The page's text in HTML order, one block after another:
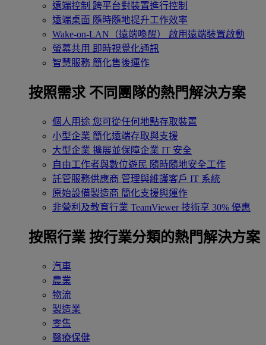
遠端控制 跨平台對裝置進行控制
遠端桌面 隨時隨地提升工作效率
Wake-on-LAN（遠端喚醒）
啟用遠端裝置啟動
螢幕共用 即時視覺化通訊
智慧服務 簡化售後運作
按照需求 不同團隊的熱門解決方案
個人用途 您可從任何地點存取裝置
小型企業 簡化遠端存取與支援
大型企業 擴展並保障企業 IT 安全
自由工作者與數位遊民 隨時隨地安全工作
託管服務供應商 管理與維護客戶 IT 系統
原始設備製造商 簡化支援與運作
非營利及教育行業 TeamViewer 技術享 30% 優惠
按照行業 按行業分類的熱門解決方案
汽車
農業
物流
製造業
零售
醫療保健